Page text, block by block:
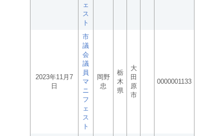
ェ
ス
ト
2023年11月7
日
市
議
会
議
員
マ
ニ
フ
ェ
ス
ト
岡野
忠
栃
木
県
大
田
原
市
0000001133